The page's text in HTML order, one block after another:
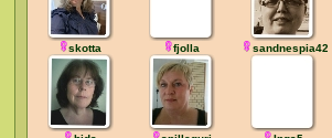
skotta fjolla sandnespia42